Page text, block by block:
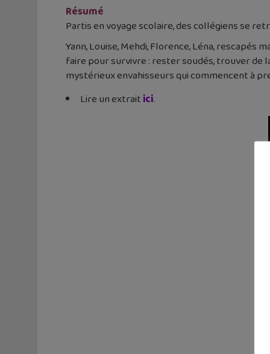
Résumé
Partis en voyage scolaire, des collégiens se
Yann, Louise, Mehdi, Florence, Léna, rescapés
faire pour survivre : rester soudés, trouver
mystérieux envahisseurs qui commencent à
Lire un extraitici.